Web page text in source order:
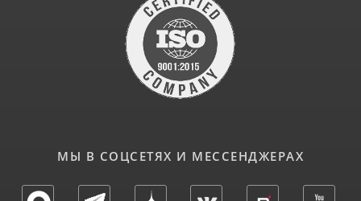
МЫ В СОЦСЕТЯХ И МЕССЕНДЖЕРАХ